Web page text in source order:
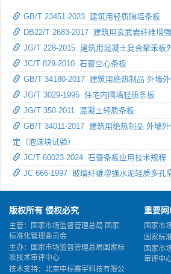
GB/T 23451-2023 建筑用轻质隔墙条板
DB22/T 2683-2017 建筑用玄武岩纤维增
JG/T 228-2015 建筑用混凝土复合聚苯板
JC/T 829-2010 石膏空心条板
GB/T 34180-2017 建筑用绝热制品 外墙
JG/T 3029-1995 住宅内隔墙轻质条板
JG/T 350-2011 混凝土轻质条板
GB/T 34011-2017 建筑用绝热制品 外墙
定（泡沫块试验）
JC/T 60023-2024 石膏条板应用技术规程
JC 666-1997 玻璃纤维增强水泥轻质多孔
版权所有 侵权必究
主管：国家市场监督管理总局 国家
标准化管理委员会
主办：国家市场监督管理总局国家标
准技术审评中心
技术支持：北京中标赛宇科技有限公
重要
国家市
国家标
国家市
审评中